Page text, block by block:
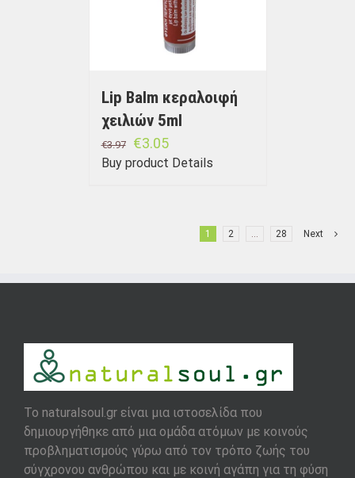
Lip Balm κεραλοιφή
χειλιών 5ml
€3.97 €3.05
Buy product Details
1 2 28 Next
To naturalsoul.gr είναι μια ιστοσελίδα που
δημιουργήθηκε από μια ομάδα ατόμων με κοινούς
προβληματισμούς γύρω από τον τρόπο ζωής του
σύγχρονου ανθρώπου και με κοινή αγάπη για τη φύση